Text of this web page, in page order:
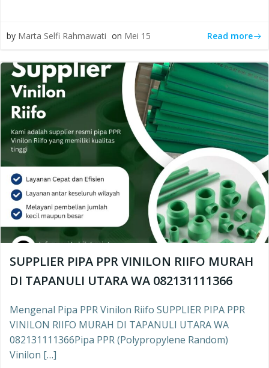
by Marta Selfi Rahmawati on Mei 15 Read more
SUPPLIER PIPA PPR VINILON RIIFO MURAH
DI TAPANULI UTARA WA 082131111366
Mengenal Pipa PPR Vinilon Riifo SUPPLIER PIPA PPR
VINILON RIIFO MURAH DI TAPANULI UTARA WA
082131111366Pipa PPR (Polypropylene Random)
Vinilon […]